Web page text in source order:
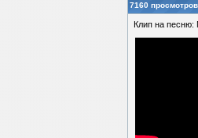
7160 просмотров
Клип на песню: